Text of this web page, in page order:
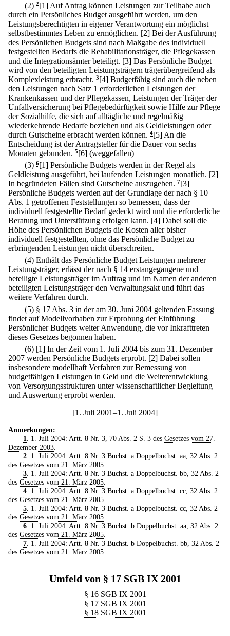
(2) 2[1] Auf Antrag können Leistungen zur Teilhabe auch
durch ein Persönliches Budget ausgeführt werden, um den
Leistungsberechtigten in eigener Verantwortung ein möglichst
selbstbestimmtes Leben zu ermöglichen. [2] Bei der Ausführung
des Persönlichen Budgets sind nach Maßgabe des individuell
festgestellten Bedarfs die Rehabilitationsträger, die Pflegekassen
und die Integrationsämter beteiligt. [3] Das Persönliche Budget
wird von den beteiligten Leistungsträgern trägerübergreifend als
Komplexleistung erbracht. 3[4] Budgetfähig sind auch die neben
den Leistungen nach Satz 1 erforderlichen Leistungen der
Krankenkassen und der Pflegekassen, Leistungen der Träger der
Unfallversicherung bei Pflegebedürftigkeit sowie Hilfe zur Pflege
der Sozialhilfe, die sich auf alltägliche und regelmäßig
wiederkehrende Bedarfe beziehen und als Geldleistungen oder
durch Gutscheine erbracht werden können. 4[5] An die
Entscheidung ist der Antragsteller für die Dauer von sechs
Monaten gebunden. 5[6] (weggefallen)
(3) 6[1] Persönliche Budgets werden in der Regel als
Geldleistung ausgeführt, bei laufenden Leistungen monatlich. [2]
In begründeten Fällen sind Gutscheine auszugeben. 7[3]
Persönliche Budgets werden auf der Grundlage der nach § 10
Abs. 1 getroffenen Feststellungen so bemessen, dass der
individuell festgestellte Bedarf gedeckt wird und die erforderliche
Beratung und Unterstützung erfolgen kann. [4] Dabei soll die
Höhe des Persönlichen Budgets die Kosten aller bisher
individuell festgestellten, ohne das Persönliche Budget zu
erbringenden Leistungen nicht überschreiten.
(4) Enthält das Persönliche Budget Leistungen mehrerer
Leistungsträger, erlässt der nach § 14 erstangegangene und
beteiligte Leistungsträger im Auftrag und im Namen der anderen
beteiligten Leistungsträger den Verwaltungsakt und führt das
weitere Verfahren durch.
(5) § 17 Abs. 3 in der am 30. Juni 2004 geltenden Fassung
findet auf Modellvorhaben zur Erprobung der Einführung
Persönlicher Budgets weiter Anwendung, die vor Inkrafttreten
dieses Gesetzes begonnen haben.
(6) [1] In der Zeit vom 1. Juli 2004 bis zum 31. Dezember
2007 werden Persönliche Budgets erprobt. [2] Dabei sollen
insbesondere modellhaft Verfahren zur Bemessung von
budgetfähigen Leistungen in Geld und die Weiterentwicklung
von Versorgungsstrukturen unter wissenschaftlicher Begleitung
und Auswertung erprobt werden.
[1. Juli 2001–1. Juli 2004]
Anmerkungen:
1
. 1. Juli 2004: Artt. 8 Nr. 3, 70 Abs. 2 S. 3 des Gesetzes vom 27.
Dezember 2003
2. 1. Juli 2004: Artt. 8 Nr. 3 Buchst. a Doppelbuchst. aa, 32 Abs. 2
des Gesetzes vom 21. März 2005
3. 1. Juli 2004: Artt. 8 Nr. 3 Buchst. a Doppelbuchst. bb, 32 Abs. 2
des Gesetzes vom 21. März 2005
4. 1. Juli 2004: Artt. 8 Nr. 3 Buchst. a Doppelbuchst. cc, 32 Abs. 2
des Gesetzes vom 21. März 2005
5. 1. Juli 2004: Artt. 8 Nr. 3 Buchst. a Doppelbuchst. cc, 32 Abs. 2
des Gesetzes vom 21. März 2005
6. 1. Juli 2004: Artt. 8 Nr. 3 Buchst. b Doppelbuchst. aa, 32 Abs. 2
des Gesetzes vom 21. März 2005
7. 1. Juli 2004: Artt. 8 Nr. 3 Buchst. b Doppelbuchst. bb, 32 Abs. 2
des Gesetzes vom 21. März 2005
Umfeld von § 17 SGB IX 2001
§ 16 SGB IX 2001
§ 17 SGB IX 2001
§ 18 SGB IX 2001